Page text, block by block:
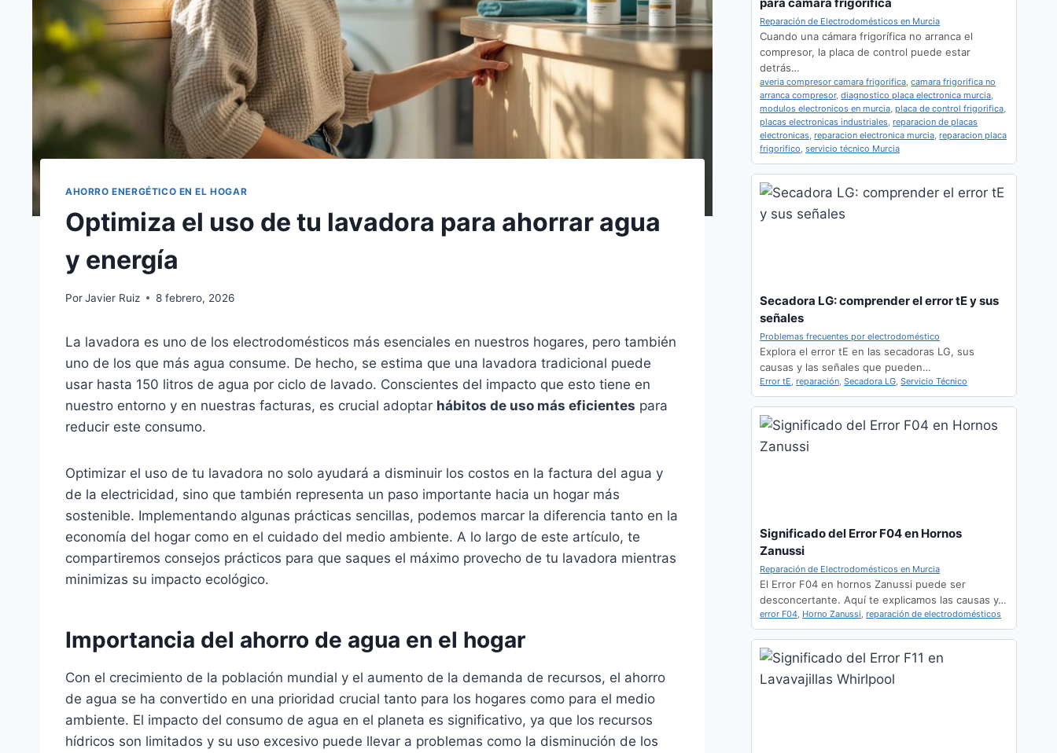
AHORRO ENERGÉTICO EN EL HOGAR
Optimiza el uso de tu lavadora para ahorrar agua
y energía
PorJavier Ruiz 8 febrero, 2026
La lavadora es uno de los electrodomésticos más esenciales en nuestros hogares, pero también
uno de los que más agua consume. De hecho, se estima que una lavadora tradicional puede
usar hasta 150 litros de agua por ciclo de lavado. Conscientes del impacto que esto tiene en
nuestro entorno y en nuestras facturas, es crucial adoptar hábitos de uso más eficientes para
reducir este consumo.
Optimizar el uso de tu lavadora no solo ayudará a disminuir los costos en la factura del agua y
de la electricidad, sino que también representa un paso importante hacia un hogar más
sostenible. Implementando algunas prácticas sencillas, podemos marcar la diferencia tanto en la
economía del hogar como en el cuidado del medio ambiente. A lo largo de este artículo, te
compartiremos consejos prácticos para que saques el máximo provecho de tu lavadora mientras
minimizas su impacto ecológico.
Importancia del ahorro de agua en el hogar
Con el crecimiento de la población mundial y el aumento de la demanda de recursos, el ahorro
de agua se ha convertido en una prioridad crucial tanto para los hogares como para el medio
ambiente. El impacto del consumo de agua en el planeta es significativo, ya que los recursos
hídricos son limitados y su uso excesivo puede llevar a problemas como la disminución de los
Reparación de Electrodomésticos en Murcia
Cuando una cámara frigorífica no arranca el
compresor, la placa de control puede estar
detrás…
averia compresor camara frigorifica,camara frigorifica no
arranca compresor,diagnostico placa electronica murcia,
modulos electronicos en murcia,placa de control frigorifica,
placas electronicas industriales,reparacion de placas
electronicas,reparacion electronica murcia,reparacion placa
frigorifico,servicio técnico Murcia
Secadora LG: comprender el error tE y sus
señales
Problemas frecuentes por electrodoméstico
Explora el error tE en las secadoras LG, sus
causas y las señales que pueden…
Error tE,reparación,Secadora LG,Servicio Técnico
Significado del Error F04 en Hornos
Zanussi
Reparación de Electrodomésticos en Murcia
El Error F04 en hornos Zanussi puede ser
desconcertante. Aquí te explicamos las causas y…
error F04, Horno Zanussi,reparación de electrodomésticos